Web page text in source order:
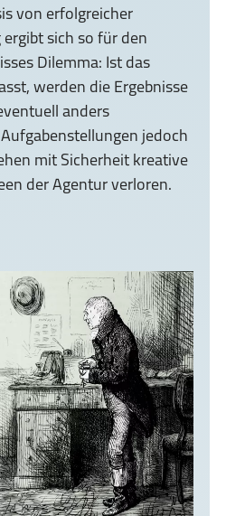
von erfolgreicher
sich so für den
Dilemma: Ist das
werden die Ergebnisse
anders
jedoch
mit Sicherheit kreative
der Agentur verloren.